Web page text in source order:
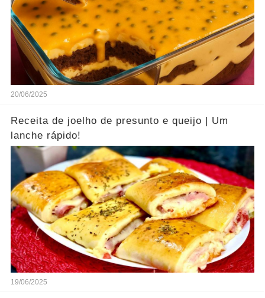
20/06/2025
Receita de joelho de presunto e queijo | Um
lanche rápido!
19/06/2025